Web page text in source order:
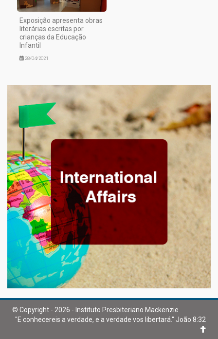
Exposição apresenta obras
literárias escritas por
crianças da Educação
Infantil
28/04/2021
© Copyright - 2026 - Instituto Presbiteriano Mackenzie
"E conhecereis a verdade, e a verdade vos libertará." João 8:32